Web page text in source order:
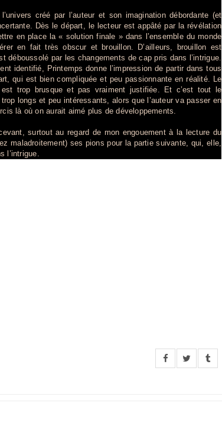
créé par l’auteur et son imagination débordante (et
Dès le départ, le lecteur est appâté par la révélation
en place la « solution finale » dans l’ensemble du monde
en fait très obscur et brouillon. D’ailleurs, brouillon est
déboussolé par les changements de cap pris dans l’intrigue.
identifié, Printemps donne l’impression de partir dans tous
qui est bien compliquée et peu passionnante en réalité. Le
trop brusque et pas vraiment justifiée. Et c’est tout le
longs et peu intéressants, alors que l’auteur va passer en
là où on aurait aimé plus de développements.
surtout au regard de mon engouement à la lecture du
maladroitement) ses pions pour la partie suivante, qui, elle,
l’intrigue.